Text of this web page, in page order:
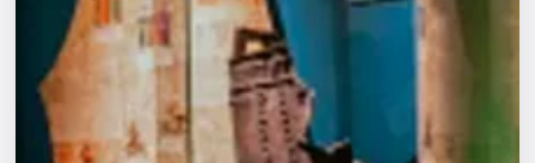
Спорт
События
Города